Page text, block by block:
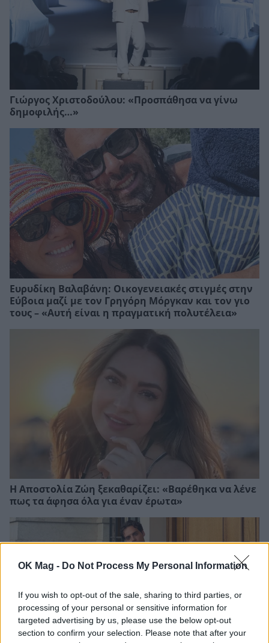
OK Mag - Do Not Process My Personal Information
If you wish to opt-out of the sale, sharing to third parties, or
processing of your personal or sensitive information for
targeted advertising by us, please use the below opt-out
section to confirm your selection. Please note that after your
Γιώργος Χριστοδούλου: «Προσπάθησα να γίνω
δημοφιλής…»
Ευρυδίκη Βαλαβάνη: Οικογενειακές στιγμές στην
Εύβοια μαζί με τον Γρηγόρη Μόργκαν και τον γιο
τους – «Αυτή είναι η πραγματική πολυτέλεια»
Η Αποστολία Ζώη ξεκαθαρίζει: «Βαρέθηκα να λένε
πως τα άφησα όλα για έναν έρωτα»